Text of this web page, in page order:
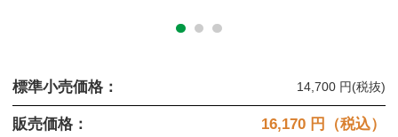
標準小売価格： 14,700 円(税抜)
販売価格： 16,170 円（税込）